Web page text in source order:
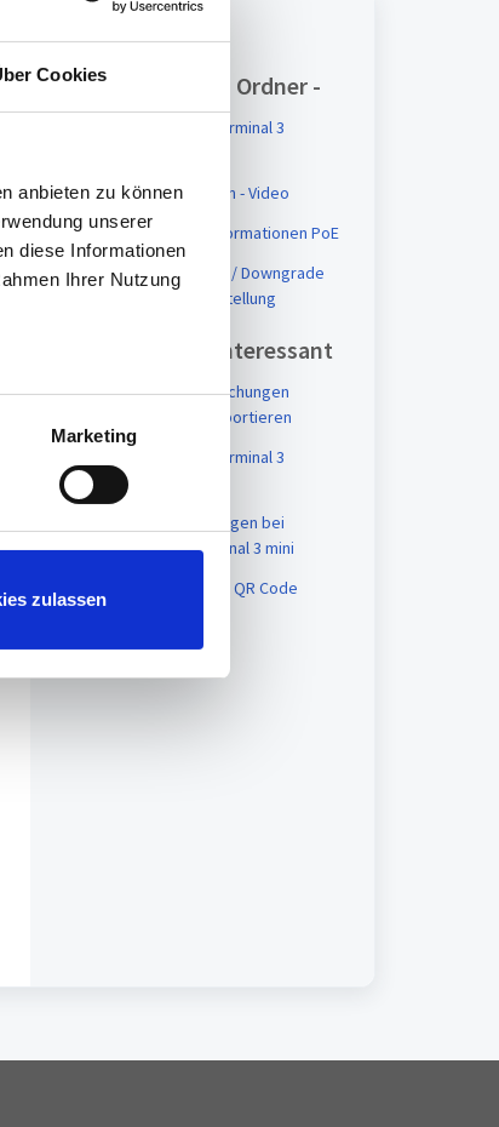
Cookies
anbieten zu können
unserer
diese Informationen
Ihrer Nutzung
Marketing
zulassen
Artikel in diesem Ordner -
Erste Fragen bei Terminal 3
Terminal 3 Einrichten - Video
Terminal 3 mini - Informationen PoE
Terminal 3 Upgrade / Downgrade
tc6 zur tc10 - Hilfestellung
Vielleicht auch interessant
Terminal 3 (Mini): Buchungen
extrahieren und importieren
Erste Fragen bei Terminal 3
Anliegen
Terminal 3 Erste Fragen bei
Anliegen zum Terminal 3 mini
Projektbuchung mit QR Code